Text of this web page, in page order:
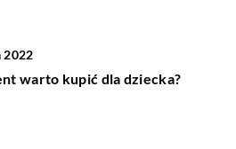
2022
warto kupić dla dziecka?